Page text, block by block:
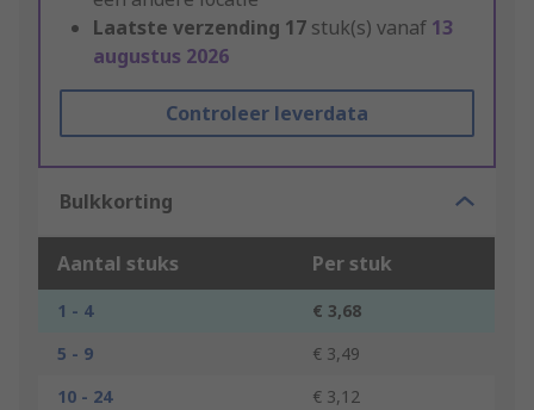
Laatste verzending 17 stuk(s) vanaf 13
augustus 2026
Controleer leverdata
Bulkkorting
Aantal stuks Per stuk
1 - 4
€ 3,68
5 - 9
€ 3,49
10 - 24
€ 3,12